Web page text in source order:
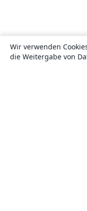
Wir verwenden
die Weitergabe von